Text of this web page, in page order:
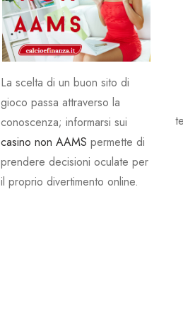
La scelta di un buon sito di
gioco passa attraverso la
conoscenza; informarsi sui
casino non AAMS permette di
prendere decisioni oculate per
il proprio divertimento online.